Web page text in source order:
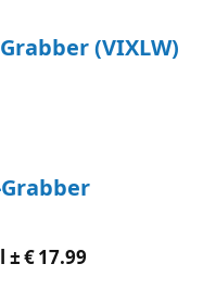
(VIXLW)
± € 17.99​